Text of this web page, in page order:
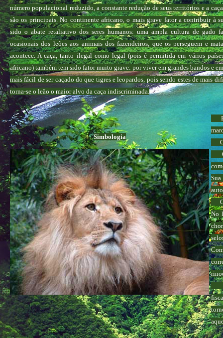
número populacional reduzido, a constante redução de seus territórios e a
são os principais. No continente africano, o mais grave fator a contribuir à
sido o abate retaliativo dos seres humanos: uma ampla cultura de gado
ocasionais dos leões aos animais dos fazendeiros, que os perseguem e
acontece. A caça, tanto ilegal como legal (pois é permitida em vários
africano) também tem sido fator muito grave: por viver em grandes bandos e em
mais fácil de ser caçado do que tigres e leopardos, pois sendo estes de mais
torna-se o leão o maior alvo da caça indiscriminada.
Simbologia
O
O
O
No